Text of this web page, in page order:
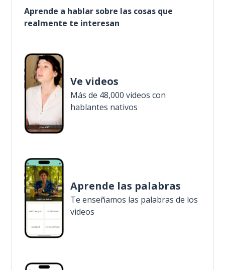
Aprende a hablar sobre las cosas que
realmente te interesan
Ve videos
Más de 48,000 videos con
hablantes nativos
Aprende las palabras
Te enseñamos las palabras de los
videos